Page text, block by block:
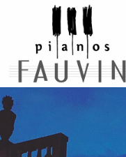
L’ENTREPRISE